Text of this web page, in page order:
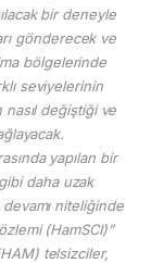
bir deneyle
gönderecek ve
bölgelerinde
seviyelerinin
nasıl değiştiği ve
yapılan bir
daha uzak
niteliğinde
(HamSCI)”
telsizciler,